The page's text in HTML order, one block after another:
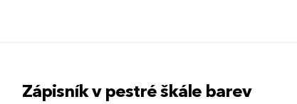
Zápisník v pestré škále barev